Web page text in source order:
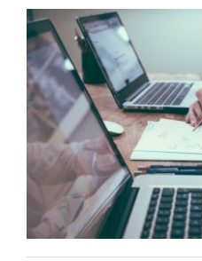
Προβολή
μεγαλύτερης
εικόνας